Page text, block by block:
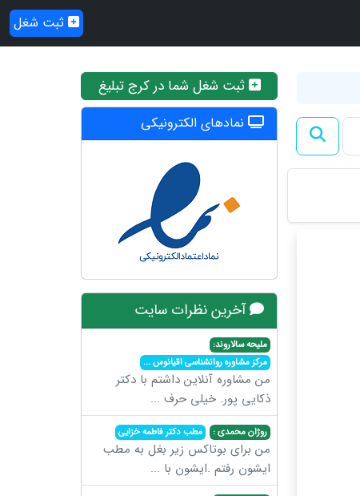
ثبت شغل
ثبت شغل شما در کرج تبلیغ
نمادهای الکترونیکی
آخرین نظرات سایت
ملیحه سالاروند:
مرکز مشاوره روانشناسی اقیانوس...
من مشاوره آنلاین داشتم با دکتر
ذکایی پور. خیلی حرف ...
روژان محمدی : مطب دکتر فاطمه خزایی
من برای بوتاکس زیر بغل به مطب
ایشون رفتم .ایشون با ...